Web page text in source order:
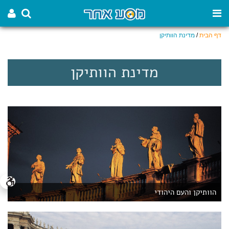
דף הבית/ מדינת הוותיקן
מדינת הוותיקן
הוותיקן והעם היהודי